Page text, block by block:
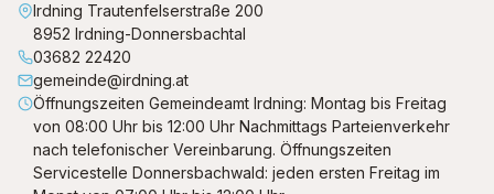
Irdning Trautenfelserstraße 200
8952 Irdning-Donnersbachtal
03682 22420
gemeinde@irdning.at
Öffnungszeiten Gemeindeamt Irdning: Montag bis Freitag
von 08:00 Uhr bis 12:00 Uhr Nachmittags Parteienverkehr
nach telefonischer Vereinbarung. Öffnungszeiten
Servicestelle Donnersbachwald: jeden ersten Freitag im